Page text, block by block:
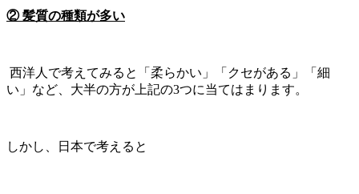
② 髪質の種類が多い
西洋人で考えてみると「柔らかい」「クセがある」「細
い」など、大半の方が上記の3つに当てはまります。
しかし、日本で考えると